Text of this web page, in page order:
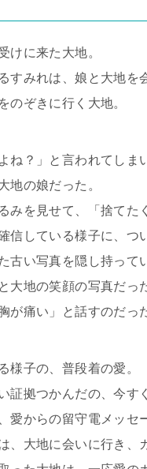
けに来た大地。
すみれは、娘と大地を
のぞきに行く大地。
ね？」と言われてし
地の娘だった。
みを見せて、「捨てた
信している様子に、つ
古い写真を隠し持って
大地の笑顔の写真だっ
が痛い」と話すのだっ
様子の、普段着の愛。
証拠つかんだの、今す
愛からの留守電メッセ
、大地に会いに行き、